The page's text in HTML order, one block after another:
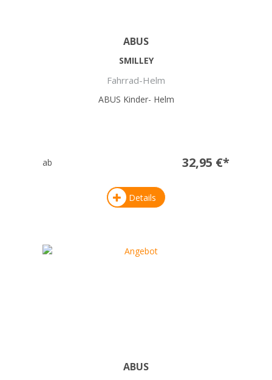
ABUS
SMILLEY
Fahrrad-Helm
ABUS Kinder- Helm
ab 32,95 €*
Details
ABUS